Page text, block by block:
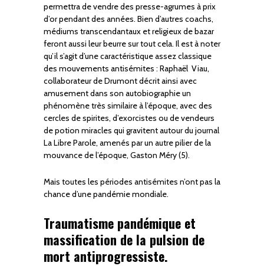
permettra de vendre des presse-agrumes à prix
d’or pendant des années. Bien d’autres coachs,
médiums transcendantaux et religieux de bazar
feront aussi leur beurre sur tout cela. Il est à noter
qu’il s’agit d’une caractéristique assez classique
des mouvements antisémites : Raphaël Viau,
collaborateur de Drumont décrit ainsi avec
amusement dans son autobiographie un
phénomène très similaire à l’époque, avec des
cercles de spirites, d’exorcistes ou de vendeurs
de potion miracles qui gravitent autour du journal
La Libre Parole, amenés par un autre pilier de la
mouvance de l’époque, Gaston Méry (5).
Mais toutes les périodes antisémites n’ont pas la
chance d’une pandémie mondiale.
Traumatisme pandémique et
massification de la pulsion de
mort antiprogressiste.